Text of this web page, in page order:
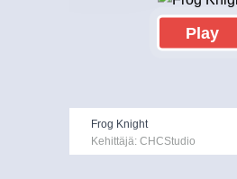
Play
Frog Knight
Kehittäjä: CHCStudio